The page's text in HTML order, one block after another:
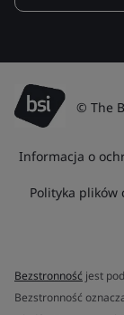
© The
Informacja o
Polityka plików
Bezstronność jest
Bezstronność